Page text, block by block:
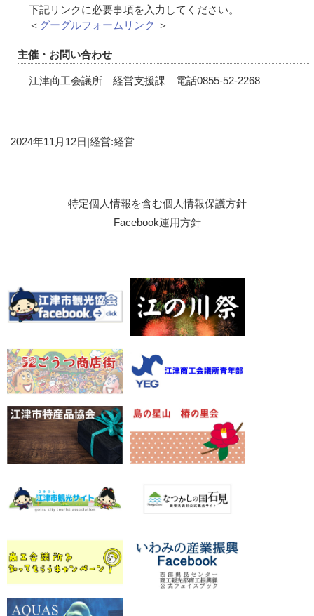
下記リンクに必要事項を入力してください。
＜ グーグルフォームリンク ＞
主催・お問い合わせ
江津商工会議所 経営支援課 電話0855-52-2268
2024年11月12日|経営:経営
特定個人情報を含む個人情報保護方針
Facebook運用方針